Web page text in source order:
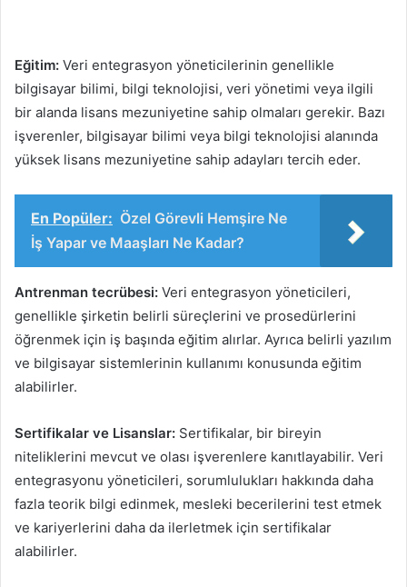
Eğitim: Veri entegrasyon yöneticilerinin genellikle
bilgisayar bilimi, bilgi teknolojisi, veri yönetimi veya ilgili
bir alanda lisans mezuniyetine sahip olmaları gerekir. Bazı
işverenler, bilgisayar bilimi veya bilgi teknolojisi alanında
yüksek lisans mezuniyetine sahip adayları tercih eder.
En Popüler: Özel Görevli Hemşire Ne
İş Yapar ve Maaşları Ne Kadar?
Antrenman tecrübesi: Veri entegrasyon yöneticileri,
genellikle şirketin belirli süreçlerini ve prosedürlerini
öğrenmek için iş başında eğitim alırlar. Ayrıca belirli yazılım
ve bilgisayar sistemlerinin kullanımı konusunda eğitim
alabilirler.
Sertifikalar ve Lisanslar: Sertifikalar, bir bireyin
niteliklerini mevcut ve olası işverenlere kanıtlayabilir. Veri
entegrasyonu yöneticileri, sorumlulukları hakkında daha
fazla teorik bilgi edinmek, mesleki becerilerini test etmek
ve kariyerlerini daha da ilerletmek için sertifikalar
alabilirler.